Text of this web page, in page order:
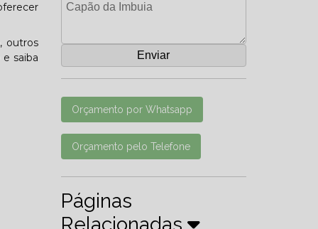
outros
saiba
Orçamento por Whatsapp
Orçamento pelo Telefone
Páginas